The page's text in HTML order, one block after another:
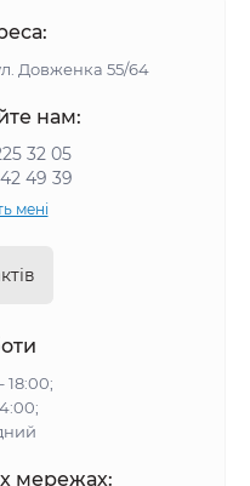
Довженка 55/64
нам:
32 05
49 39
мені
18:00;
мережах: